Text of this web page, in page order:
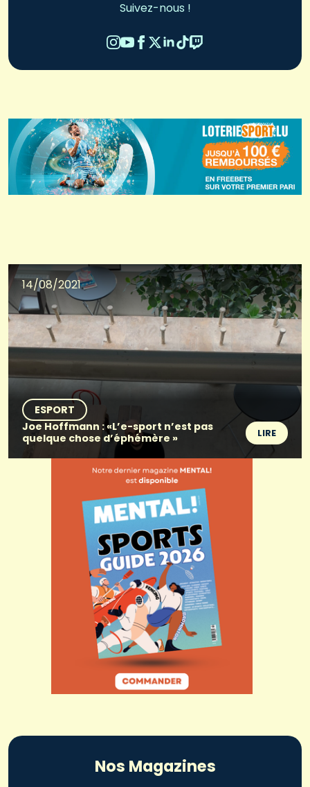
Suivez-nous !
14/08/2021
ESPORT
Joe Hoffmann : «L’e-sport n’est pas
quelque chose d’éphémère »
LIRE
Nos Magazines